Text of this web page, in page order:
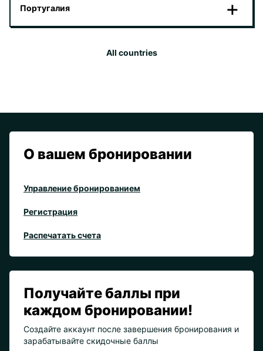
Португалия
All countries
О вашем бронировании
Управление бронированием
Регистрация
Распечатать счета
Получайте баллы при
каждом бронировании!
Создайте аккаунт после завершения бронирования и
зарабатывайте скидочные баллы